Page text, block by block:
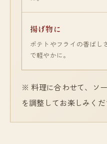
揚げ物に
ポテトやフライの香ばし
で軽やかに。
※ 料理に合わせて、ソ
を調整してお楽しみくだ